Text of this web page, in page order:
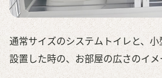
通常サイズのシステムトイレと、
設置した時の、お部屋の広さのイメ